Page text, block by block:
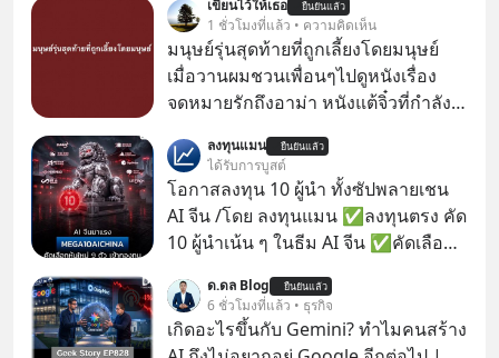
เขียนไว้ให้เธอ ยืนยันแล้ว
1 ชั่วโมงที่แล้ว • ความคิดเห็น
มนุษย์รุ่นสุดท้ายที่ถูกเลี้ยงโดยมนุษย์
เมื่อวานผมชวนเพื่อนๆไปดูหนังเรื่อง
จดหมายรักถึงอาม่า หนังแต้จิ๋วที่กำลัง
ป๊าผมเห็นโปสเตอร์หนังเรื่องนี้หลาย
เดือนก่อนและอยากดูมาก ด้วยเพราะว่า
อากงก็มาจากเมืองจีน ป๊าก็พูดแต้จิ๋วได้
มีเรื่องราวมีความผูกพันที่ได้ยินตั้งแต่
ลงทุนแมน ยืนยันแล้ว
ได้รับการบูสต์
โอกาสลงทุน 10 ผู้นำ ทั้งซัปพลายเชน
AI จีน /โดย ลงทุนแมน ✅ลงทุนตรง คัด
10 ผู้นำเน้น ๆ ในธีม AI จีน ✅คัดเลือก
เจ้าของผู้นำ AI จีน ตั้งแต่โรงงานผลิตชิป
หน่วยความจำ โมเดล AI ยันหุ่นยนต์
✅ได้การรับยกเว้นภาษี Capital Gain
ด.ดล Blog ยืนยันแล้ว
6 ชั่วโมงที่แล้ว • ธุรกิจ
เกิดอะไรขึ้นกับ Gemini? ทำไมคนสร้าง